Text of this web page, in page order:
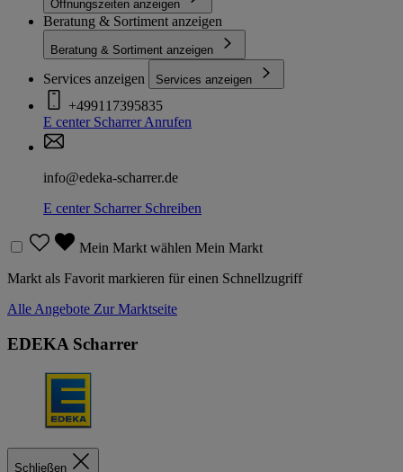
Öffnungszeiten anzeigen
Beratung & Sortiment anzeigen
Beratung & Sortiment anzeigen
Services anzeigen Services anzeigen
+499117395835
E center ScharrerAnrufen
info@edeka-scharrer.de
E center ScharrerSchreiben
Mein Markt wählen Mein Markt
Markt als Favorit markieren für einen Schnellzugriff
Alle Angebote Zur Marktseite
EDEKA Scharrer
Schließen